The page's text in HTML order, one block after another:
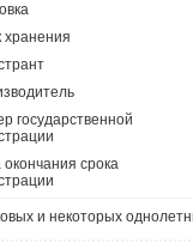
хранения
государственной
окончания срока
и некоторых